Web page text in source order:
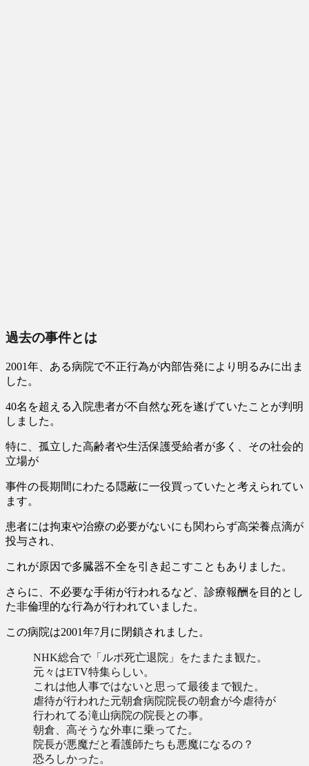
過去の事件とは
2001年、ある病院で不正行為が内部告発により明るみに出ま
した。
40名を超える入院患者が不自然な死を遂げていたことが判明
しました。
特に、孤立した高齢者や生活保護受給者が多く、その社会的
立場が
事件の長期間にわたる隠蔽に一役買っていたと考えられてい
ます。
患者には拘束や治療の必要がないにも関わらず高栄養点滴が
投与され、
これが原因で多臓器不全を引き起こすこともありました。
さらに、不必要な手術が行われるなど、診療報酬を目的とし
た非倫理的な行為が行われていました。
この病院は2001年7月に閉鎖されました。
NHK総合で「ルポ死亡退院」をたまたま観た。
元々はETV特集らしい。
これは他人事ではないと思って最後まで観た。
虐待が行われた元朝倉病院院長の朝倉が今虐待が
行われてる滝山病院の院長との事。
朝倉、高そうな外車に乗ってた。
院長が悪魔だと看護師たちも悪魔になるの？
恐ろしかった。